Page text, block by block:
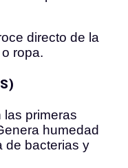
directo de la
ropa.
las primeras
humedad
de bacterias y